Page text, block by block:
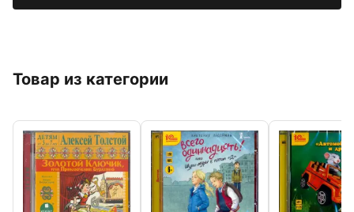
Товар из категории